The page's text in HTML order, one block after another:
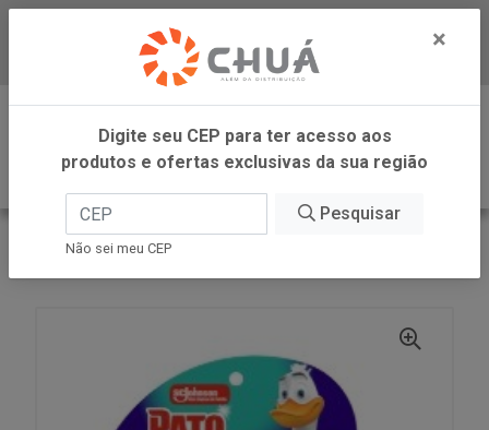
Baixe já nosso APP
0
INÍCIO
SC JOHNSON
×
Digite seu CEP para ter acesso aos
produtos e ofertas exclusivas da sua região
Pesquisar
Não sei meu CEP